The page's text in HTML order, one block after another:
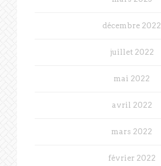
décembre 2022
juillet 2022
mai 2022
avril 2022
mars 2022
février 2022